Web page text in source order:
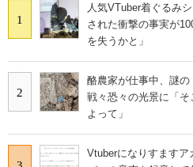
1
人気VTuber着ぐる
された衝撃の事実が
を失うかと」
2
酪農家が仕事中、謎
戦々恐々の光景に「
よって」
Vtuberになりすます